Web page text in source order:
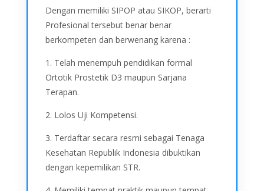
Dengan memiliki SIPOP atau SIKOP, berarti
Profesional tersebut benar benar
berkompeten dan berwenang karena :
1. Telah menempuh pendidikan formal
Ortotik Prostetik D3 maupun Sarjana
Terapan.
2. Lolos Uji Kompetensi.
3. Terdaftar secara resmi sebagai Tenaga
Kesehatan Republik Indonesia dibuktikan
dengan kepemilikan STR.